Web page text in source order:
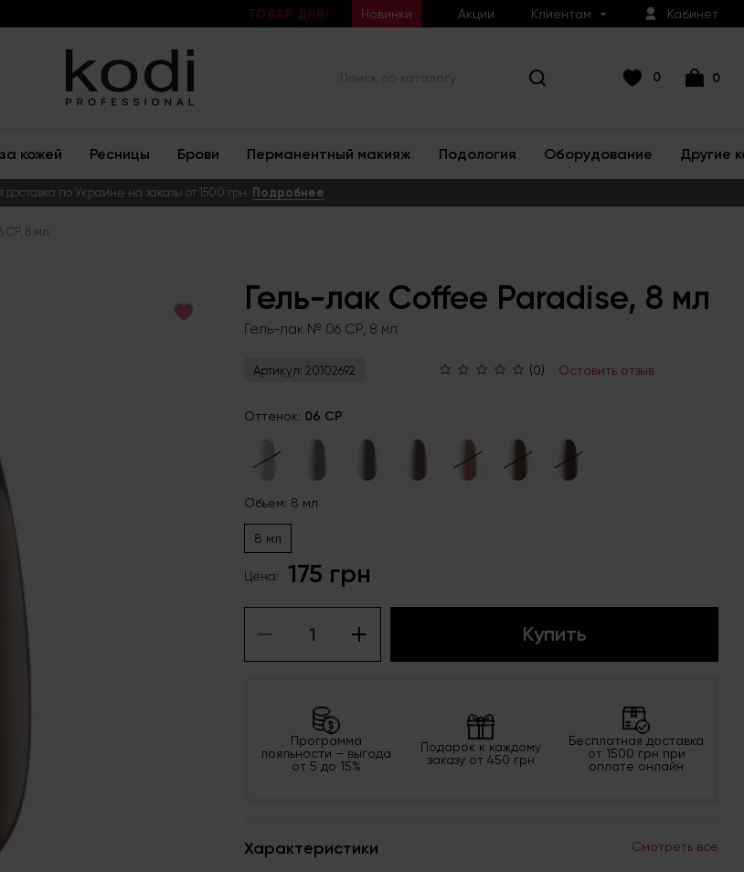
ТОВАР ДНЯ! Новинки Акции Клиентам Кабинет
0 0
кожей Ресницы Брови Перманентный макияж Подология Оборудование Другие
доставка по Украине на заказы от 1500 грн. Подробнее
8 мл
Гель-лак Coffee Paradise, 8 мл
Гель-лак № 06 CP, 8 мл
Артикул: 20102692 (0) Оставить отзыв
Оттенок: 06 CP
Обьем: 8 мл
8 мл
Цена: 175 грн
Купить
Программа
лояльности – выгода
от 5 до 15%
Подарок к каждому
заказу от 450 грн
Бесплатная доставка
от 1500 грн при
оплате онлайн
Характеристики Смотреть все